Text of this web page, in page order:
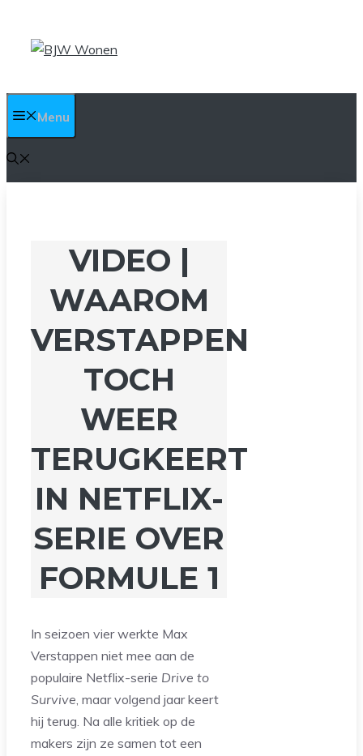
naar
Menu
VIDEO |
WAAROM
VERSTAPPEN
TOCH
WEER
TERUGKEERT
IN NETFLIX-
SERIE OVER
FORMULE 1
In seizoen vier werkte Max
Verstappen niet mee aan de
populaire Netflix-serie Drive to
Survive, maar volgend jaar keert
hij terug. Na alle kritiek op de
makers zijn ze samen tot een